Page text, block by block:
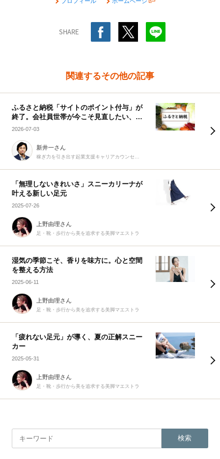
SHARE
関連するその他の記事
ふるさと納税「サイトのポイント付与」が
終了。会社員世帯が今こそ見直したい、賢
い活用術
2026-07-03
新井一さん
「無理しないきれいさ」スニーカリーナが
叶える新しい足元
2025-07-26
上野由理さん
足・靴・歩行から美を追求する美脚マエストラ
湿気の季節こそ、香りを味方に。心と空間
を整える方法
2025-06-11
上野由理さん
足・靴・歩行から美を追求する美脚マエストラ
「疲れない足元」が導く、夏の正解スニー
カー
2025-05-31
上野由理さん
足・靴・歩行から美を追求する美脚マエストラ
検索